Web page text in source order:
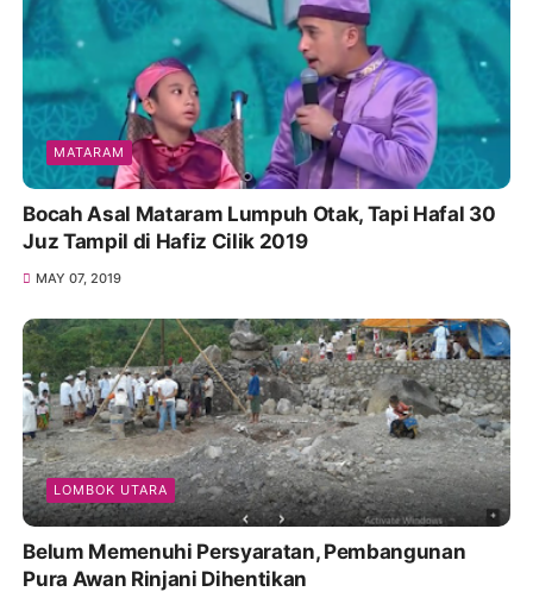
MATARAM
Bocah Asal Mataram Lumpuh Otak, Tapi Hafal 30
Juz Tampil di Hafiz Cilik 2019
MAY 07, 2019
LOMBOK UTARA
Belum Memenuhi Persyaratan, Pembangunan
Pura Awan Rinjani Dihentikan